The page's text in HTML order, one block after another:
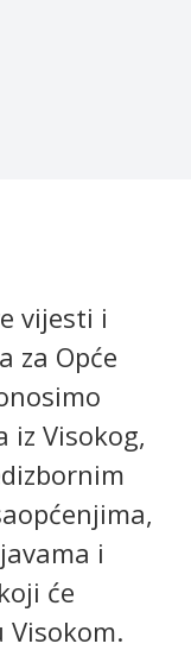
vijesti i
za Opće
Visokog,
i
će